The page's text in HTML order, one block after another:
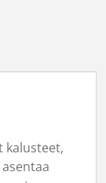
kalusteet,